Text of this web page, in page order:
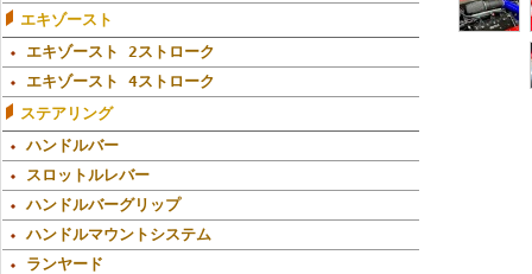
エキゾースト
エキゾースト 2ストローク
エキゾースト 4ストローク
ステアリング
ハンドルバー
スロットルレバー
ハンドルバーグリップ
ハンドルマウントシステム
ランヤード